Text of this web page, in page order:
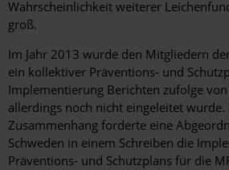
Wahrscheinlichkeit weiterer
groß.
Im Jahr 2013 wurde den Mitgliedern
ein kollektiver Präventions- und
Implementierung Berichten zufolge
allerdings noch nicht eingeleitet wurde.
Zusammenhang forderte eine
Schweden in einem Schreiben die
Präventions- und Schutzplans für die